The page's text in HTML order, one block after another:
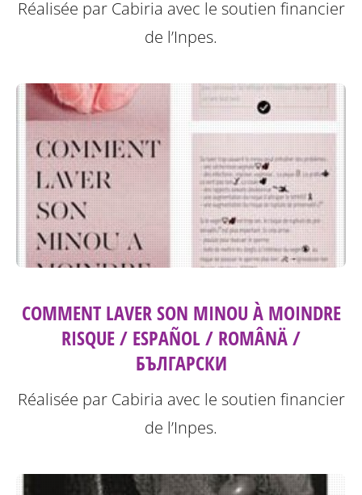
Réalisée par Cabiria avec le soutien financier
de l’Inpes.
COMMENT LAVER SON MINOU À MOINDRE
RISQUE / ESPAÑOL / ROMÂNÄ /
БЪЛГАРСКИ
Réalisée par Cabiria avec le soutien financier
de l’Inpes.